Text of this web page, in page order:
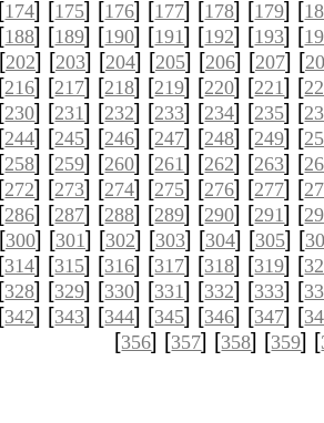
[174] [175] [176] [177] [178] [179] [
[188] [189] [190] [191] [192] [193] [
[202] [203] [204] [205] [206] [207] [
[216] [217] [218] [219] [220] [221] [
[230] [231] [232] [233] [234] [235] [
[244] [245] [246] [247] [248] [249] [
[258] [259] [260] [261] [262] [263] [
[272] [273] [274] [275] [276] [277] [
[286] [287] [288] [289] [290] [291] [
[300] [301] [302] [303] [304] [305] [
[314] [315] [316] [317] [318] [319] [
[328] [329] [330] [331] [332] [333] [
[342] [343] [344] [345] [346] [347] [
[356] [357] [358] [359] [